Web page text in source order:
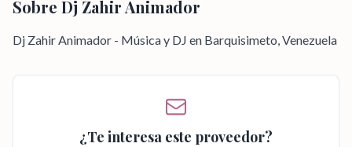
Sobre Dj Zahir Animador
Dj Zahir Animador - Música y DJ en Barquisimeto, Venezuela
¿Te interesa este proveedor?